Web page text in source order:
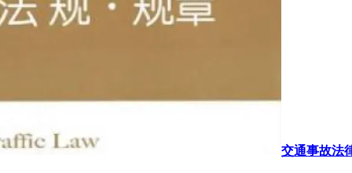
交通事故法